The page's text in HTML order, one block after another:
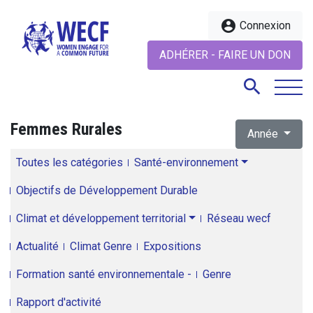
account_circle Connexion
ADHÉRER - FAIRE UN DON
search
Femmes Rurales Année
Toutes les catégories Santé-environnement
Objectifs de Développement Durable
Climat et développement territorial Réseau wecf
Actualité Climat Genre Expositions
Formation santé environnementale - Genre
Rapport d'activité